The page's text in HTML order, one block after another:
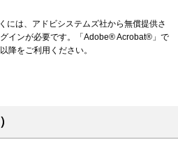
には、アドビシステムズ社から無償提供さ
インが必要です。「Adobe® Acrobat®」で
降をご利用ください。